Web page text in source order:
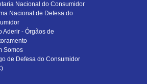
Nacional do Consumidor
Nacional de Defesa do
Aderir - Órgãos de
Somos
de Defesa do Consumidor